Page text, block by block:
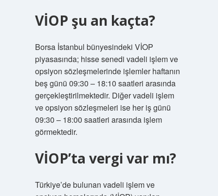
VİOP şu an kaçta?
Borsa İstanbul bünyesindeki VİOP
piyasasında; hisse senedi vadeli işlem ve
opsiyon sözleşmelerinde işlemler haftanın
beş günü 09:30 – 18:10 saatleri arasında
gerçekleştirilmektedir. Diğer vadeli işlem
ve opsiyon sözleşmeleri ise her iş günü
09:30 – 18:00 saatleri arasında işlem
görmektedir.
VİOP’ta vergi var mı?
Türkiye’de bulunan vadeli işlem ve